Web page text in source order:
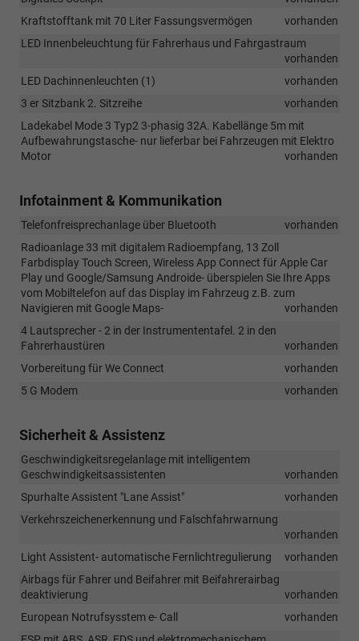
Kraftstofftank mit 70 Liter Fassungsvermögen
vorhanden
LED Innenbeleuchtung für Fahrerhaus und Fahrgastraum
vorhanden
LED Dachinnenleuchten (1)
vorhanden
3 er Sitzbank 2. Sitzreihe
vorhanden
Ladekabel Mode 3 Typ2 3-phasig 32A. Kabellänge 5m mit
Aufbewahrungstasche- nur lieferbar bei Fahrzeugen mit Elektro
Motor
vorhanden
Infotainment & Kommunikation
Telefonfreisprechanlage über Bluetooth
vorhanden
Radioanlage 33 mit digitalem Radioempfang, 13 Zoll
Farbdisplay Touch Screen, Wireless App Connect für Apple Car
Play und Google/Samsung Androide- überspielen Sie Ihre Apps
vom Mobiltelefon auf das Display im Fahrzeug z.B. zum
Navigieren mit Google Maps-
vorhanden
4 Lautsprecher - 2 in der Instrumententafel. 2 in den
Fahrerhaustüren
vorhanden
Vorbereitung für We Connect
vorhanden
5 G Modem
vorhanden
Sicherheit & Assistenz
Geschwindigkeitsregelanlage mit intelligentem
Geschwindigkeitsassistenten
vorhanden
Spurhalte Assistent "Lane Assist"
vorhanden
Verkehrszeichenerkennung und Falschfahrwarnung
vorhanden
Light Assistent- automatische Fernlichtregulierung
vorhanden
Airbags für Fahrer und Beifahrer mit Beifahrerairbag
deaktivierung
vorhanden
European Notrufsysstem e- Call
vorhanden